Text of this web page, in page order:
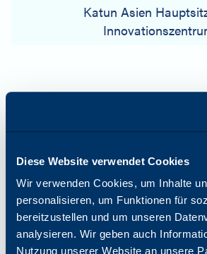
Diese Website verwendet Cookies
Wir verwenden Cookies, um Inhalte
personalisieren, um Funktionen für
bereitzustellen und um unseren
analysieren. Wir geben auch
Nutzung unserer Website an unsere
Katun Asien
Globales Wachstum
Im Zuge des weltweiten
eröffnete Katun ein größeres
Vertriebszentrum in
Katun 1996 seine
einrichtete, wurden die
Unternehmensinformationen für
zugänglich. Noch vor Ende des